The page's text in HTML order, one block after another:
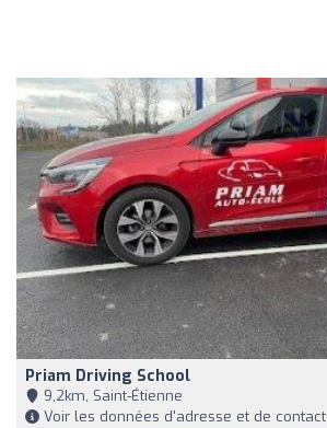
Priam Driving School
9,2km, Saint-Étienne
Voir les données d'adresse et de contact